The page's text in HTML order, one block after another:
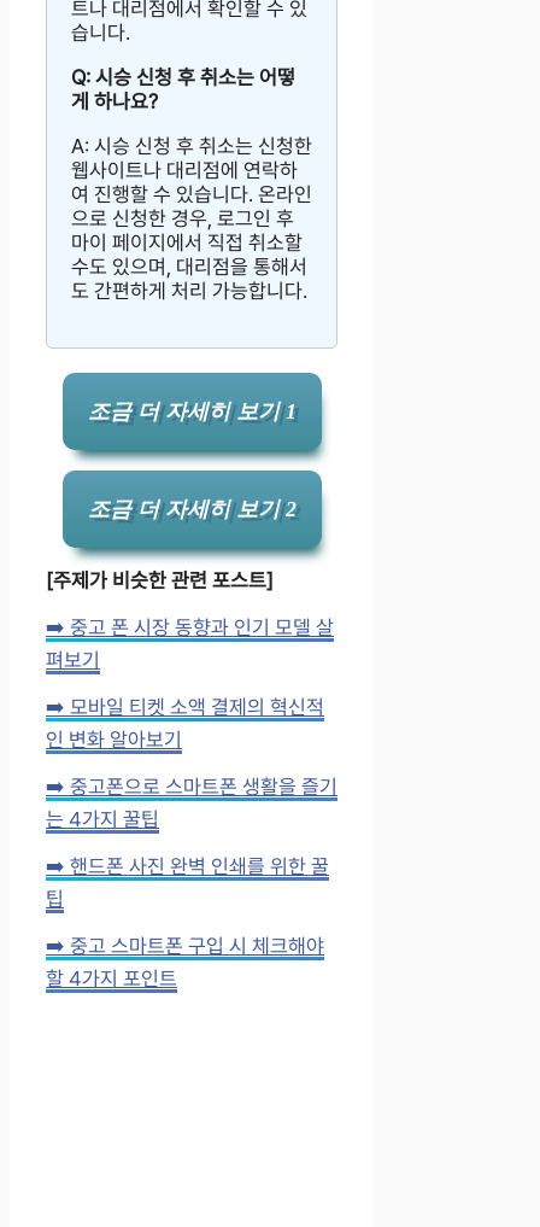
트나 대리점에서 확인할 수 있
습니다.
Q: 시승 신청 후 취소는 어떻
게 하나요?
A: 시승 신청 후 취소는 신청한
웹사이트나 대리점에 연락하
여 진행할 수 있습니다. 온라인
으로 신청한 경우, 로그인 후
마이 페이지에서 직접 취소할
수도 있으며, 대리점을 통해서
도 간편하게 처리 가능합니다.
조금 더 자세히 보기 1
조금 더 자세히 보기 2
[주제가 비슷한 관련 포스트]
➡️ 중고 폰 시장 동향과 인기 모델 살
펴보기
➡️ 모바일 티켓 소액 결제의 혁신적
인 변화 알아보기
➡️ 중고폰으로 스마트폰 생활을 즐기
는 4가지 꿀팁
➡️ 핸드폰 사진 완벽 인쇄를 위한 꿀
팁
➡️ 중고 스마트폰 구입 시 체크해야
할 4가지 포인트